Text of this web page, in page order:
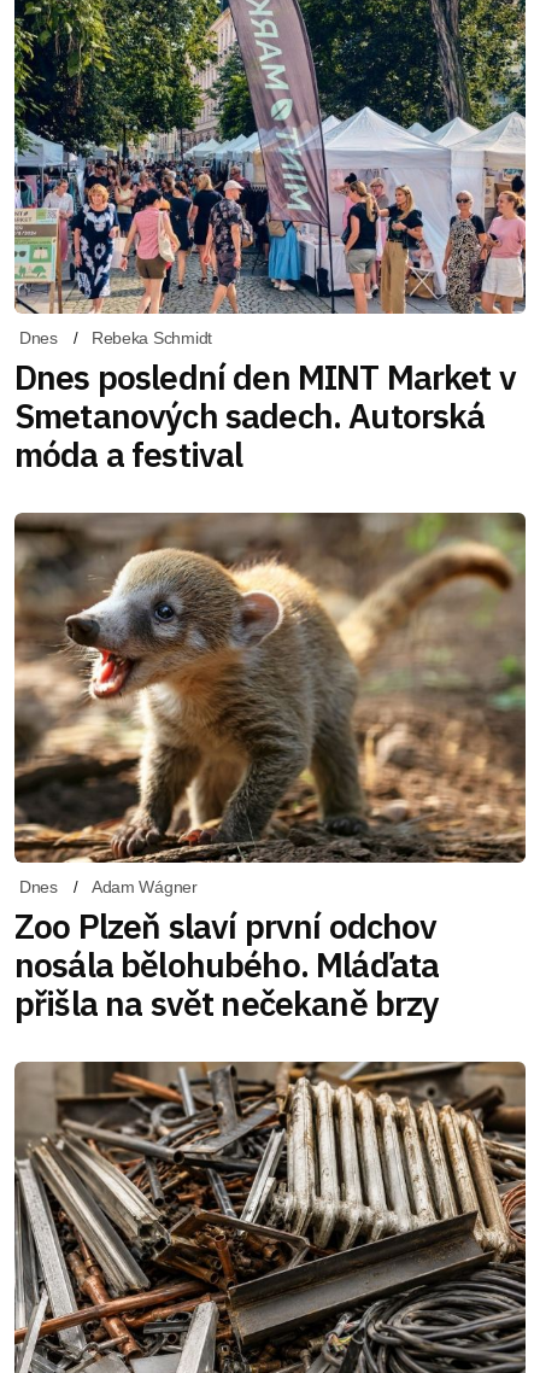
Dnes Rebeka Schmidt
Dnes poslední den MINT Market v
Smetanových sadech. Autorská
móda a festival
Dnes Adam Wágner
Zoo Plzeň slaví první odchov
nosála bělohubého. Mláďata
přišla na svět nečekaně brzy